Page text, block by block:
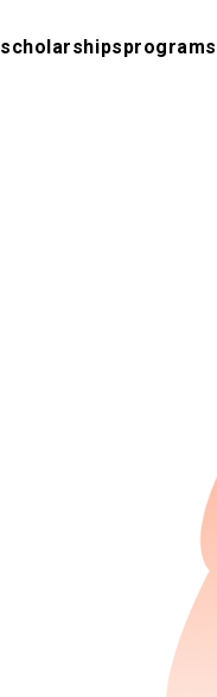
scholarshipsprograms